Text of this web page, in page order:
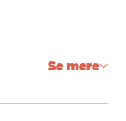
Se mere